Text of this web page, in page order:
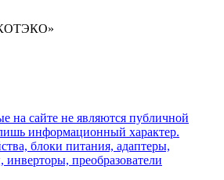
на сайте не являются публичной
информационный характер.
блоки питания, адаптеры,
инверторы, преобразователи